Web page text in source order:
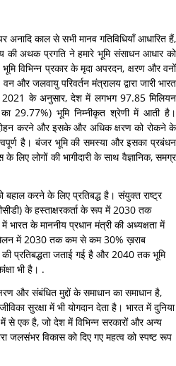
काल से सभी मानव गतिविधियाँ आधारित हैं,
की अथक प्रगति ने हमारे भूमि संसाधन आधार को
विभिन्न प्रकार के मृदा अपरदन, क्षरण और वनों
और जलवायु परिवर्तन मंत्रालय द्वारा जारी भारत
के अनुसार, देश में लगभग 97.85 मिलियन
29.77%) भूमि निम्नीकृत श्रेणी में आती है।
दोहन करने और इसके और अधिक क्षरण को रोकने के
है। बंजर भूमि की समस्या और इसका प्रबंधन
लोगों की भागीदारी के साथ वैज्ञानिक, समग्र
बहाल करने के लिए प्रतिबद्ध है। संयुक्त राष्ट्र
के हस्ताक्षरकर्ता के रूप में 2030 तक
भारत के माननीय प्रधान मंत्री की अध्यक्षता में
में 2030 तक कम से कम 30% ख़राब
प्रतिबद्धता जताई गई है और 2040 तक भूमि
भी है। .
और संबंधित मुद्दों के समाधान का समाधान है,
सुरक्षा में भी योगदान देता है। भारत में दुनिया
एक है, जो देश में विभिन्न सरकारों और अन्य
जलसंभर विकास को दिए गए महत्व को स्पष्ट रूप